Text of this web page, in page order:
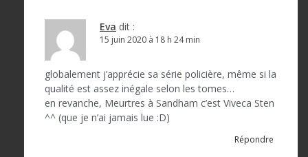
Eva dit :
15 juin 2020 à 18 h 24 min
globalement j’apprécie sa série policière, même si la
qualité est assez inégale selon les tomes…
en revanche, Meurtres à Sandham c’est Viveca Sten
^^ (que je n’ai jamais lue :D)
Répondre